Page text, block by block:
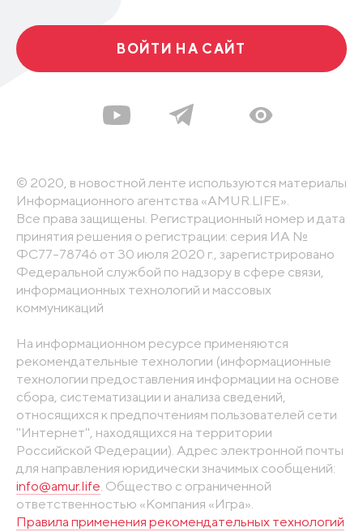
ВОЙТИ НА САЙТ
© 2020, в новостной ленте используются материалы
Информационного агентства «AMUR.LIFE».
Все права защищены. Регистрационный номер и дата
принятия решения о регистрации: серия ИА №
ФС77-78746 от 30 июля 2020 г., зарегистрировано
Федеральной службой по надзору в сфере связи,
информационных технологий и массовых
коммуникаций
На информационном ресурсе применяются
рекомендательные технологии (информационные
технологии предоставления информации на основе
сбора, систематизации и анализа сведений,
относящихся к предпочтениям пользователей сети
"Интернет", находящихся на территории
Российской Федерации). Адрес электронной почты
для направления юридически значимых сообщений:
info@amur.life . Общество с ограниченной
ответственностью «Компания «Игра».
Правила применения рекомендательных технологий